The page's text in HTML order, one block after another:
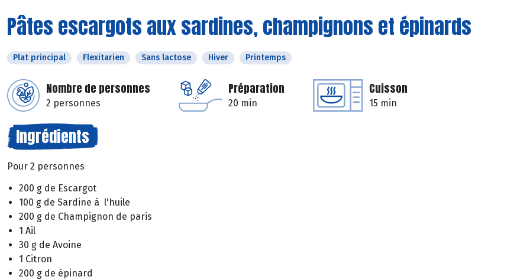
Pâtes escargots aux sardines, champignons et épinards
Plat principal Flexitarien Sans lactose Hiver Printemps
Nombre de personnes
2 personnes
Préparation
20 min
Cuisson
15 min
Ingrédients
Pour 2 personnes
200 g de Escargot
100 g de Sardine à l'huile
200 g de Champignon de paris
1 Ail
30 g de Avoine
1 Citron
200 g de épinard